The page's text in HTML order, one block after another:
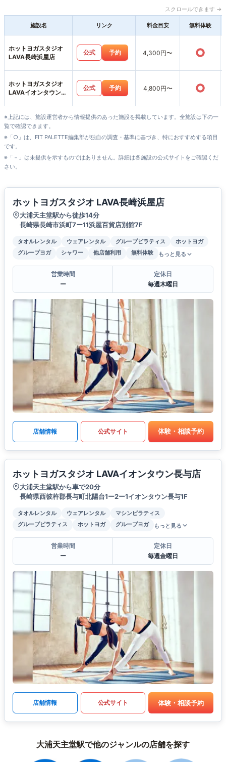
スクロールできます →
施設名 リンク 料金目安 無料体験
ホットヨガスタジオ
LAVA長崎浜屋店
公式 予約 4,300円〜 ○
ホットヨガスタジオ
LAVAイオンタウン長
公式 予約 4,800円〜 ○
※上記には、施設運営者から情報提供のあった施設を掲載しています。全施設は下の一
覧で確認できます。
※「○」は、FIT PALETTE編集部が独自の調査・基準に基づき、特におすすめする項目
です。
※「－」は未提供を示すものではありません。詳細は各施設の公式サイトをご確認くだ
さい。
ホットヨガスタジオ LAVA長崎浜屋店
大浦天主堂駅から徒歩14分
長崎県長崎市浜町7ー11浜屋百貨店別館7F
タオルレンタル ウェアレンタル グループピラティス
ホットヨガ
グループヨガ
シャワー 他店舗利用 無料体験 もっと見る
営業時間
ー
定休日
毎週木曜日
店舗情報 公式サイト 体験・相談予約
ホットヨガスタジオ LAVAイオンタウン長与店
大浦天主堂駅から車で20分
長崎県西彼杵郡長与町北陽台1ー2ー1イオンタウン長与1F
タオルレンタル ウェアレンタル
マシンピラティス
グループピラティス
ホットヨガ グループヨガ もっと見る
営業時間
ー
定休日
毎週金曜日
店舗情報 公式サイト 体験・相談予約
大浦天主堂駅で他のジャンルの店舗を探す